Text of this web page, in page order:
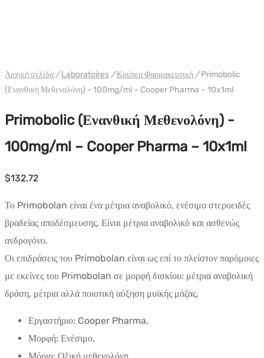
Αρχική σελίδα / Laboratoires /Κούπερ Φαρμακευτική /Primobolic
(Ενανθική Μεθενολόνη) - 100mg/ml – Cooper Pharma – 10x1ml
Primobolic (Ενανθική Μεθενολόνη) -
100mg/ml – Cooper Pharma – 10x1ml
$132.72
Το Primobolan είναι ένα μέτρια αναβολικό, ενέσιμο στεροειδές
βραδείας αποδέσμευσης. Είναι μέτρια αναβολικό και ασθενώς
ανδρογόνο.
Οι επιδράσεις του Primobolan είναι ως επί το πλείστον παρόμοιες
με εκείνες του Primobolan σε μορφή δισκίου: μέτρια αναβολική
δράση, μέτρια αλλά ποιοτική αύξηση μυϊκής μάζας.
Εργαστήριο: Cooper Pharma,
Μορφή: Ενέσιμο,